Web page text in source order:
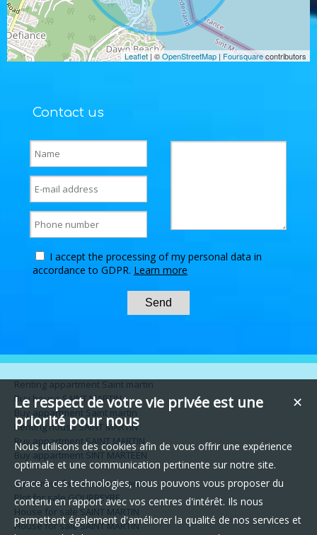
Leaflet| ©OpenStreetMap | Foursquarecontributors
Contact us
I accept the processing of my personal data in
accordance to GDPR. Learn more
Renting appartment Saint martin
Buy house SAINT MARTIN
Buy appartment Saint martin
Renting house SAINT MARTIN
Buy appartment SAINT MARTIN
Buy appartment SINT MARTEEN
Apartment for rent saint martin
Plot for sale GOURBEYRE
House for sale SAINT MARTIN
House for sale SAINT MARTIN
✕
Le respect de votre vie privée est une
priorité pour nous
Nous utilisons des cookies afin de vous offrir une expérience
optimale et une communication pertinente sur notre site.
Grace à ces technologies, nous pouvons vous proposer du
contenu en rapport avec vos centres d'intérêt. Ils nous
permettent également d'améliorer la qualité de nos services et